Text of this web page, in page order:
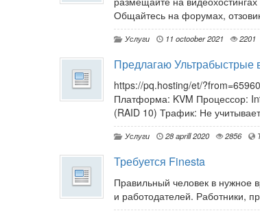
Общайтесь на форумах,
Услуги 11 octoober 2021 2201
Предлагаю Ультрабыстрые
https://pq.hosting/et/
Платформа: KVM Процессор:
(RAID 10) Трафик: Не
Услуги 28 aprill 2020 2856
Требуется Finesta
Правильный человек в нужное
и работодателей. Работники,